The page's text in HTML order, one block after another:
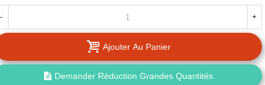
- +
Ajouter Au Panier
Demander Réduction Grandes Quantités